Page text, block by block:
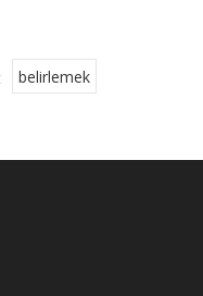
belirlemek